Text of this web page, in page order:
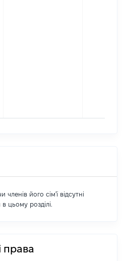
його сім'ї відсутні
цьому розділі.
права